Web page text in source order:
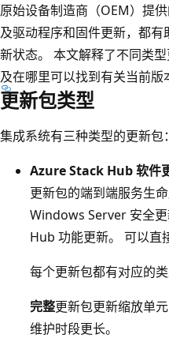
原始设备制造商（OEM）提
及驱动程序和固件更新，都
新状态。 本文解释了不同类
及在哪里可以找到有关当前版
更新包类型
集成系统有三种类型的更新包：
Azure Stack Hub 软件
更新包的端到端服务生
Windows Server 安全
Hub 功能更新。 可以直
每个更新包都有对应的类
完整更新包更新缩放单
维护时段更长。